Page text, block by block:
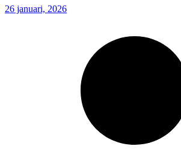
26 januari, 2026